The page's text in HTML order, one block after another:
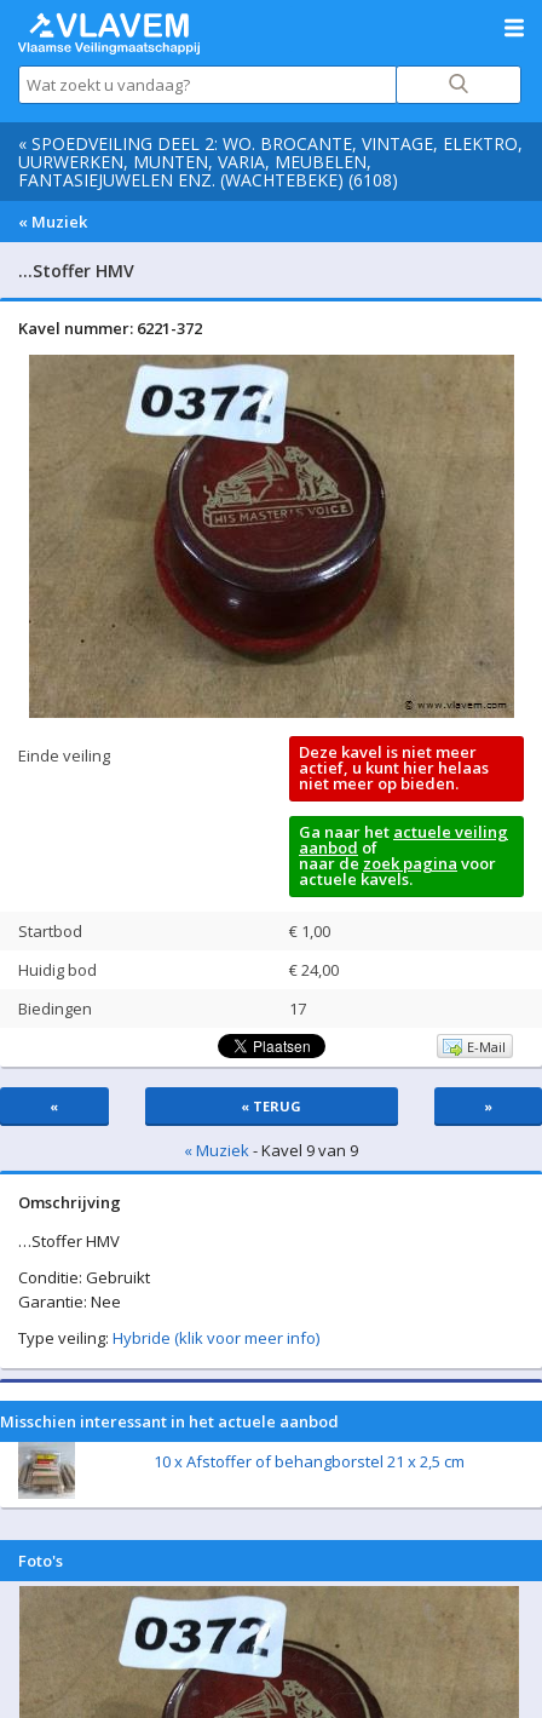
« SPOEDVEILING DEEL 2: WO. BROCANTE, VINTAGE, ELEKTRO,
UURWERKEN, MUNTEN, VARIA, MEUBELEN,
FANTASIEJUWELEN ENZ. (WACHTEBEKE) (6108)
« Muziek
…Stoffer HMV
Kavel nummer: 6221-372
Einde veiling Deze kavel is niet meer
actief, u kunt hier helaas
niet meer op bieden.
Ga naar het actuele veiling
aanbod of
naar de zoek pagina voor
actuele kavels.
Startbod
€ 1,00
Huidig bod
€24,00
Biedingen
17
E-Mail
« « TERUG »
« Muziek- Kavel 9 van 9
Omschrijving
…Stoffer HMV
Conditie: Gebruikt
Garantie: Nee
Type veiling: Hybride (klik voor meer info)
Misschien interessant in het actuele aanbod
10 x Afstoffer of behangborstel 21 x 2,5 cm
Foto's